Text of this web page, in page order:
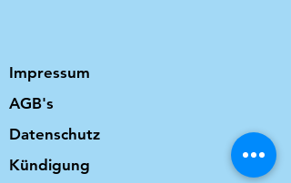
Impressum
AGB's
Datenschutz
Kündigung